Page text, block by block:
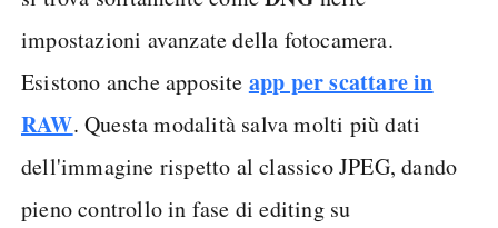
impostazioni avanzate della fotocamera.
Esistono anche apposite app per scattare in
RAW. Questa modalità salva molti più dati
dell'immagine rispetto al classico JPEG, dando
pieno controllo in fase di editing su